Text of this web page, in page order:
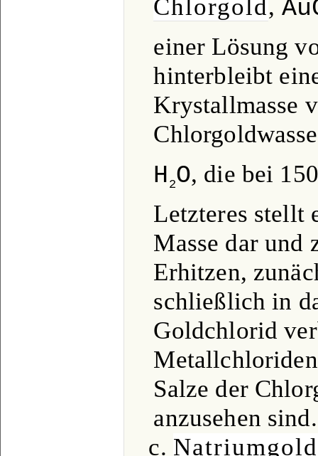
Chlorgold,
einer Lösung
hinterbleibt
Krystallmasse
H 2O, die bei
Letzteres stellt
Masse dar und
Erhitzen,
schließlich in
Goldchlorid
Salze der
anzusehen
c.